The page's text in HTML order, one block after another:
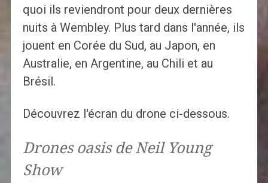
quoi ils reviendront pour deux dernières
nuits à Wembley. Plus tard dans l'année, ils
jouent en Corée du Sud, au Japon, en
Australie, en Argentine, au Chili et au
Brésil.
Découvrez l'écran du drone ci-dessous.
Drones oasis de Neil Young
Show